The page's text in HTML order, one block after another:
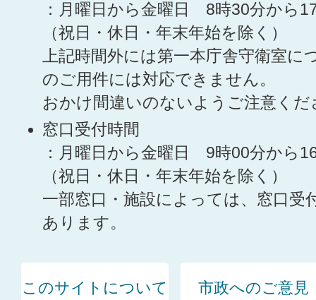
：月曜日から金曜日 8時30分から
（祝日・休日・年末年始を除く）
上記時間外には第一本庁舎守衛室に
のご用件には対応できません。
おかけ間違いのないようご注意くだ
窓口受付時間
：月曜日から金曜日 9時00分から
（祝日・休日・年末年始を除く）
一部窓口・施設によっては、窓口受
あります。
このサイトについて 市政へのご意見